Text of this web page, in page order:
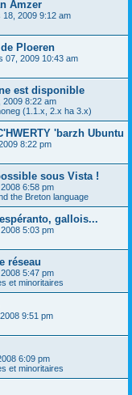
Amzer
18, 2009 9:12 am
Ploeren
07, 2009 10:43 am
est disponible
2009 8:22 am
(1.1.x, 2.x ha 3.x)
'barzh Ubuntu
8:22 pm
sous Vista !
6:58 pm
the Breton language
gallois...
5:03 pm
réseau
5:47 pm
et minoritaires
9:51 pm
6:09 pm
et minoritaires